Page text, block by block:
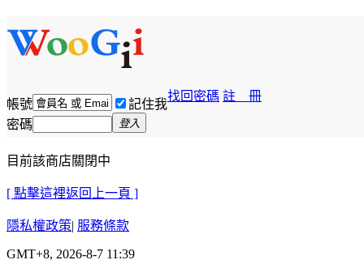
帳號 記住我
找回密碼 註 冊
密碼 登入
目前該商店關閉中
[ 點擊這裡返回上一頁 ]
隱私權政策| 服務條款
GMT+8, 2026-8-7 11:39